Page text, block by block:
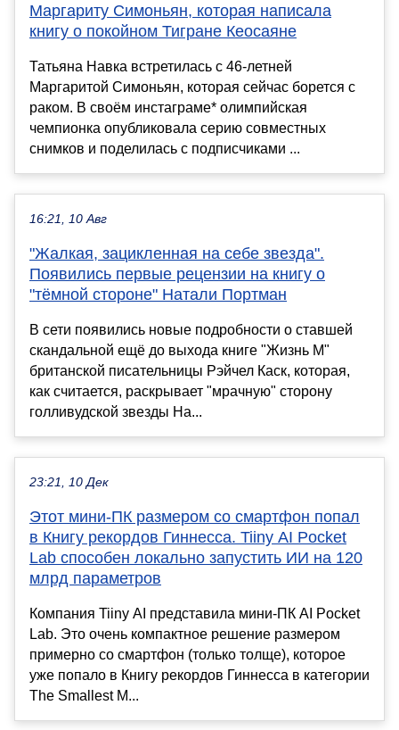
Маргариту Симоньян, которая написала
книгу о покойном Тигране Кеосаяне
Татьяна Навка встретилась с 46-летней
Маргаритой Симоньян, которая сейчас борется с
раком. В своём инстаграме* олимпийская
чемпионка опубликовала серию совместных
снимков и поделилась с подписчиками ...
16:21, 10 Авг
"Жалкая, зацикленная на себе звезда".
Появились первые рецензии на книгу о
"тёмной стороне" Натали Портман
В сети появились новые подробности о ставшей
скандальной ещё до выхода книге "Жизнь М"
британской писательницы Рэйчел Каск, которая,
как считается, раскрывает "мрачную" сторону
голливудской звезды На...
23:21, 10 Дек
Этот мини-ПК размером со смартфон попал
в Книгу рекордов Гиннесса. Tiiny AI Pocket
Lab способен локально запустить ИИ на 120
млрд параметров
Компания Tiiny AI представила мини-ПК AI Pocket
Lab. Это очень компактное решение размером
примерно со смартфон (только толще), которое
уже попало в Книгу рекордов Гиннесса в категории
The Smallest M...